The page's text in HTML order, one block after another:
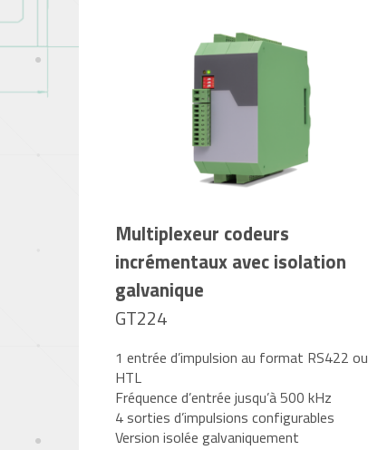
Multiplexeur codeurs
incrémentaux avec isolation
galvanique
GT224
1 entrée d’impulsion au format RS422 ou
HTL
Fréquence d’entrée jusqu’à 500 kHz
4 sorties d’impulsions configurables
Version isolée galvaniquement